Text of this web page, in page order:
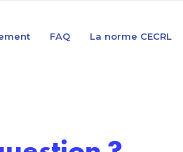
FAQ La norme CECRL